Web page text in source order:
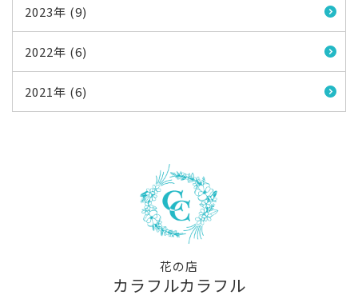
2023年 (9)
2022年 (6)
2021年 (6)
花の店
カラフルカラフル